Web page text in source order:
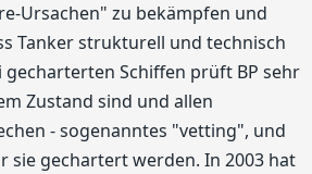
Ursachen" zu bekämpfen und
Tanker strukturell und technisch
gecharterten Schiffen prüft BP sehr
Zustand sind und allen
- sogenanntes "vetting", und
sie gechartert werden. In 2003 hat